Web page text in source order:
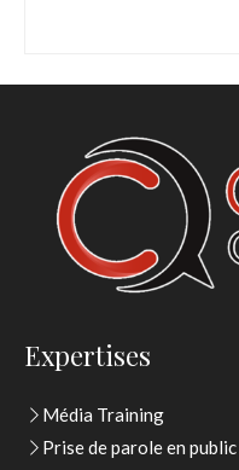
Expertises
Média Training
Prise de parole en public